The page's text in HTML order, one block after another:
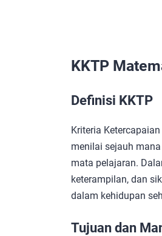
KKTP
Definisi KKTP
Kriteria
menilai sejauh
mata pelajaran.
keterampilan, dan
dalam kehidupan
Tujuan dan